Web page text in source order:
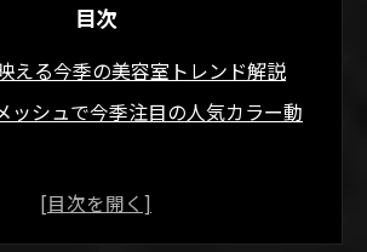
目次
える今季の美容室トレンド解説
ッシュで今季注目の人気カラー動
容室で取り入れるメッシュの魅力